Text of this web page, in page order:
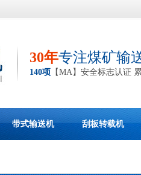
30年专注煤矿输
140项 【MA】安全标志认证
带式输送机 刮板转载机